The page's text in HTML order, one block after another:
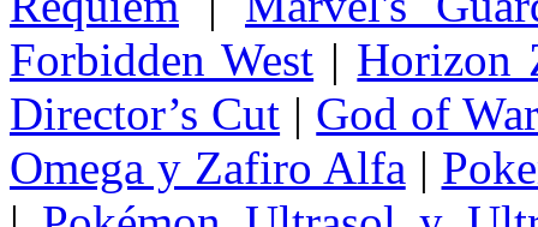
Forbidden West | Horizon
Director’s Cut | God of
Omega y Zafiro Alfa |